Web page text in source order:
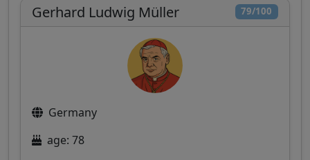
79/100
Gerhard Ludwig Müller
Germany
age: 78